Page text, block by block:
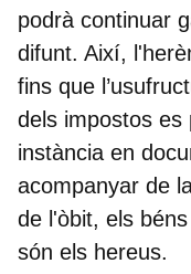
podrà continuar
difunt. Així,
fins que
dels impostos es
instància en
acompanyar de
de l'òbit, els
són els hereus.